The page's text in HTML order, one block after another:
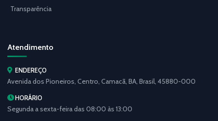
Transparência
Atendimento
ENDEREÇO
Avenida dos Pioneiros, Centro, Camacã, BA, Brasil, 45880-000
HORÁRIO
Segunda a sexta-feira das 08:00 às 13:00